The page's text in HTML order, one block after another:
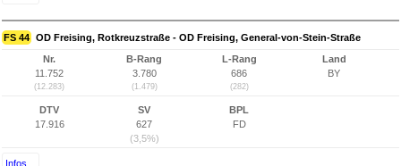
FS 44 OD Freising, Rotkreuzstraße - OD Freising, General-von-Stein-Straße
Nr.
11.752
(12.283)
B-Rang
3.780
(1.479)
L-Rang
686
(282)
Land
BY
DTV
17.916
SV
627
(3,5%)
BPL
FD
Infos...